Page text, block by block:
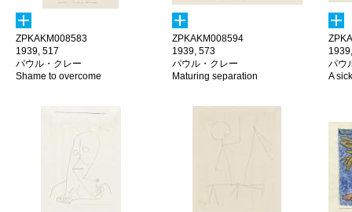
ZPKAKM008583
1939, 517
パウル・クレー
Shame to overcome
ZPKAKM008594
1939, 573
パウル・クレー
Maturing separation
パウ
A